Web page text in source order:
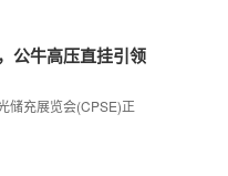
公牛高压直挂引领
储充展览会(CPSE)正